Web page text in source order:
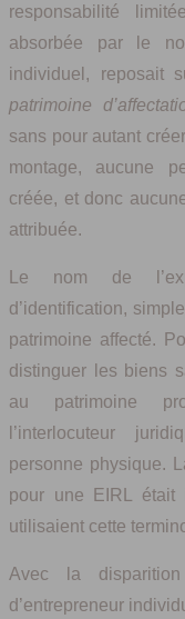
responsabilité
absorbée par le
individuel, reposait
patrimoine
sans pour autant
montage, aucune
créée, et donc
attribuée.
Le nom de
d’identification,
patrimoine affecté.
distinguer les biens
au patrimoine
l’interlocuteur
personne physique.
pour une EIRL était
utilisaient cette
Avec la
d’entrepreneur